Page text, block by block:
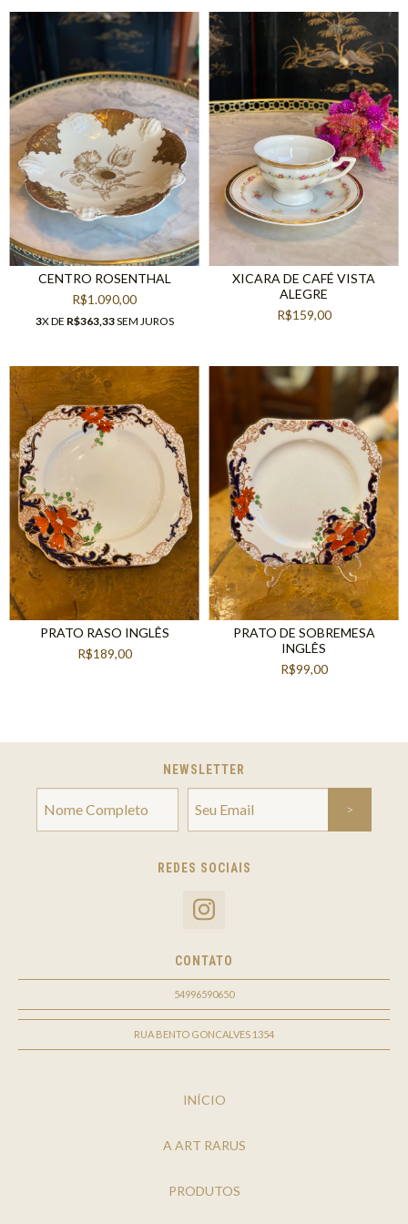
CENTRO ROSENTHAL
R$1.090,00
3X DE R$363,33SEM JUROS
XICARA DE CAFÉ VISTA
ALEGRE
R$159,00
PRATO RASO INGLÊS
R$189,00
PRATO DE SOBREMESA
INGLÊS
R$99,00
NEWSLETTER
REDES SOCIAIS
CONTATO
54996590650
RUA BENTO GONCALVES 1354
INÍCIO
A ART RARUS
PRODUTOS